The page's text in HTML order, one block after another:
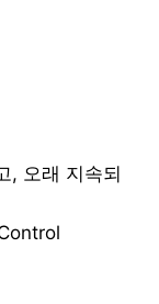
, 오래 지속되